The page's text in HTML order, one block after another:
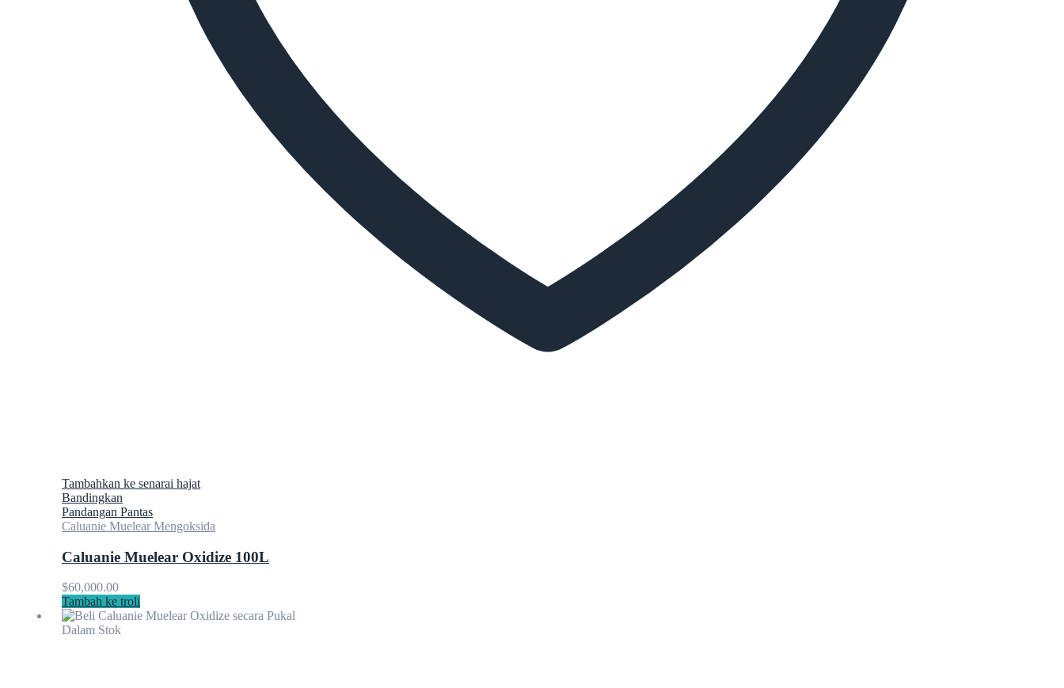
Tambahkan ke senarai hajat
Bandingkan
Pandangan Pantas
Caluanie Muelear Mengoksida
Caluanie Muelear Oxidize 100L
$60,000.00
Tambah ke troli
Dalam Stok